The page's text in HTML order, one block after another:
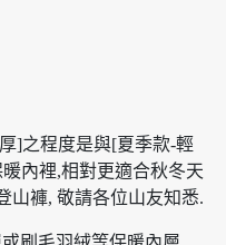
]之程度是與[夏季款-輕
內裡,相對更適合秋冬天
山褲, 敬請各位山友知悉.